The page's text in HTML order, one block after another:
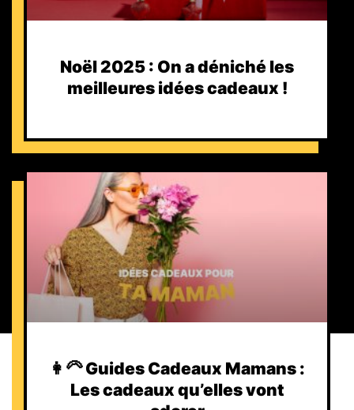
Noël 2025 : On a déniché les
meilleures idées cadeaux !
👩‍🦳 Guides Cadeaux Mamans :
Les cadeaux qu’elles vont